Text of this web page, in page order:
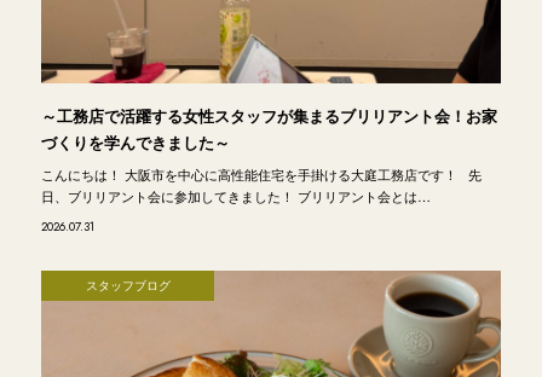
～工務店で活躍する女性スタッフが集まるブリリアント会！お家
づくりを学んできました～
こんにちは！ 大阪市を中心に高性能住宅を手掛ける大庭工務店です！ 先
日、ブリリアント会に参加してきました！ ブリリアント会とは…
2026.07.31
スタッフブログ